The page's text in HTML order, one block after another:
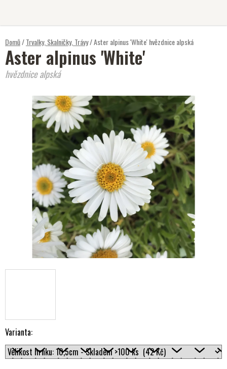
Domů/Trvalky, Skalničky, Trávy/Aster alpinus 'White'hvězdnice alpská
Varianta:
Aster alpinus 'White'
hvězdnice alpská